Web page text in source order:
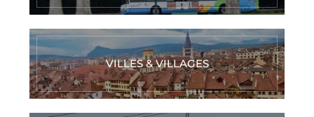
VILLES & VILLAGES